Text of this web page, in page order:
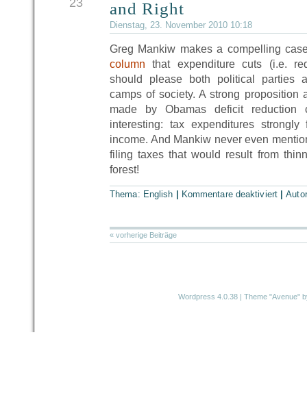
23
and Right
Dienstag, 23. November 2010 10:18
Greg Mankiw makes a compelling
column that expenditure cuts (i.e.
should please both political parties
camps of society. A strong proposition
made by Obamas deficit reduction
interesting: tax expenditures
income. And Mankiw never even
filing taxes that would result from
forest!
Thema: English Kommentare deaktiviert|
« vorherige Beiträge
Wordpress 4.0.38 | Theme "Avenue"